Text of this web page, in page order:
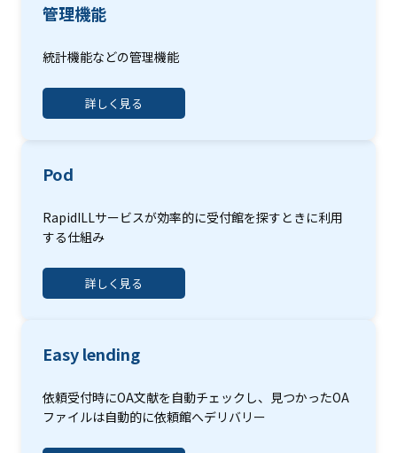
Pod
RapidILLサービスが効率的に受付館を探すときに利用
する仕組み
詳しく見る
Easy lending
依頼受付時にOA文献を自動チェックし、見つかったOA
ファイルは自動的に依頼館へデリバリー
管理機能
統計機能などの管理機能
詳しく見る